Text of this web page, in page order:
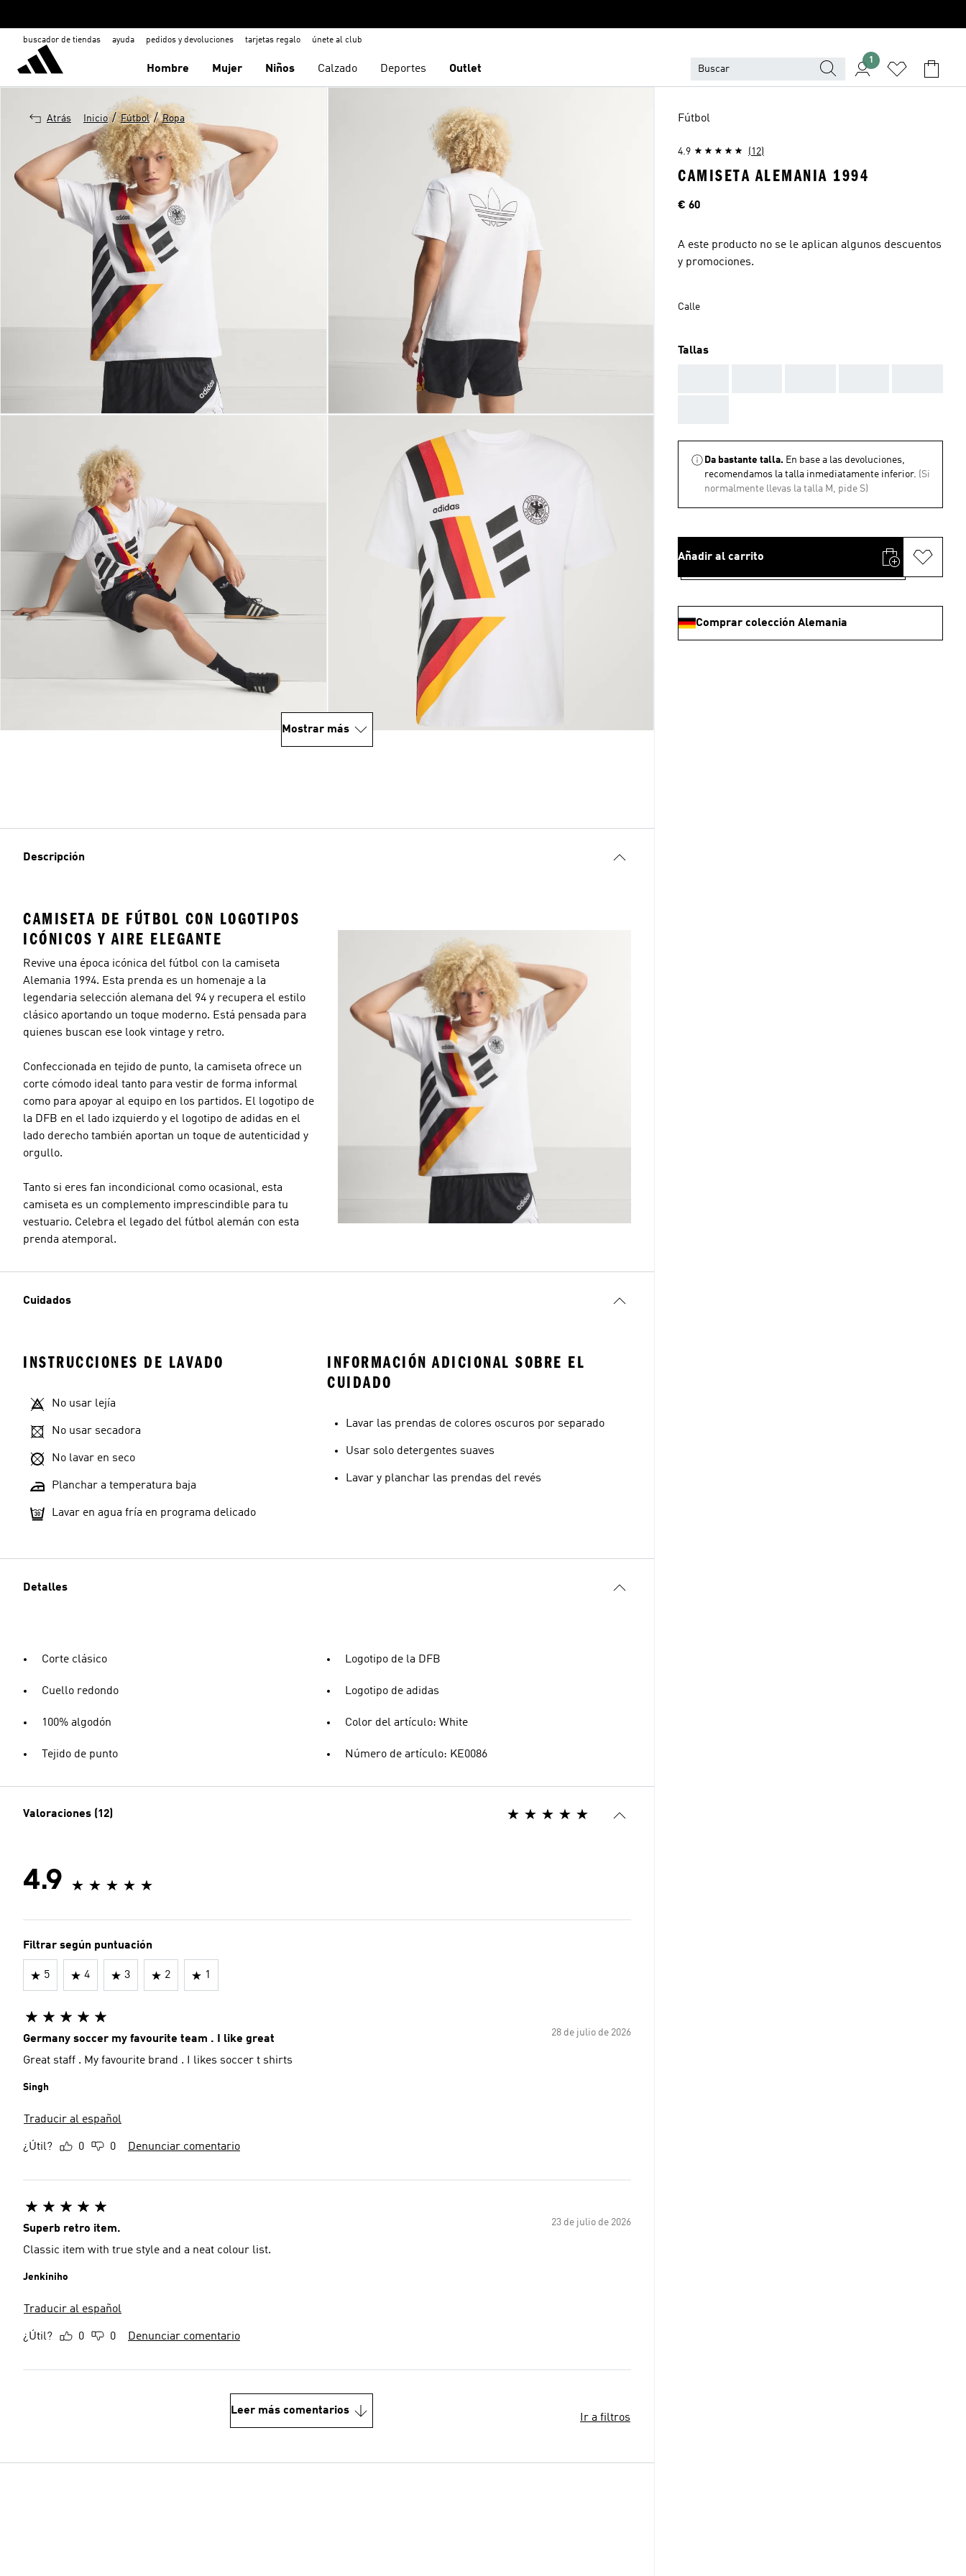
buscador de tiendas ayuda pedidos y devoluciones tarjetas regalo únete al club
Hombre Mujer Niños Calzado Deportes Outlet
1
Atrás Inicio / Fútbol / Ropa
Mostrar más
Descripción
CAMISETA DE FÚTBOL CON LOGOTIPOS
ICÓNICOS Y AIRE ELEGANTE
Revive una época icónica del fútbol con la camiseta
Alemania 1994. Esta prenda es un homenaje a la
legendaria selección alemana del 94 y recupera el estilo
clásico aportando un toque moderno. Está pensada para
quienes buscan ese look vintage y retro.
Confeccionada en tejido de punto, la camiseta ofrece un
corte cómodo ideal tanto para vestir de forma informal
como para apoyar al equipo en los partidos. El logotipo de
la DFB en el lado izquierdo y el logotipo de adidas en el
lado derecho también aportan un toque de autenticidad y
orgullo.
Tanto si eres fan incondicional como ocasional, esta
camiseta es un complemento imprescindible para tu
vestuario. Celebra el legado del fútbol alemán con esta
prenda atemporal.
Cuidados
INSTRUCCIONES DE LAVADO
No usar lejía
No usar secadora
No lavar en seco
Planchar a temperatura baja
Lavar en agua fría en programa delicado
INFORMACIÓN ADICIONAL SOBRE EL
CUIDADO
Lavar las prendas de colores oscuros por separado
Usar solo detergentes suaves
Lavar y planchar las prendas del revés
Detalles
Corte clásico
Cuello redondo
100% algodón
Tejido de punto
Logotipo de la DFB
Logotipo de adidas
Color del artículo: White
Número de artículo: KE0086
Valoraciones (12)
4.9
Filtrar según puntuación
5 4 3 2 1
28 de julio de 2026
Germany soccer my favourite team . I like great
Great staff . My favourite brand . I likes soccer t shirts
Singh
Traducir al español
¿Útil? 0 0 Denunciar comentario
23 de julio de 2026
Superb retro item.
Classic item with true style and a neat colour list.
Jenkiniho
Traducir al español
¿Útil? 0 0 Denunciar comentario
Leer más comentarios
Ir a filtros
Fútbol
4.9 (12)
CAMISETA ALEMANIA 1994
Precio
€ 60
A este producto no se le aplican algunos descuentos
y promociones.
Calle
Tallas
Da bastante talla. En base a las devoluciones,
recomendamos la talla inmediatamente inferior. (Si
normalmente llevas la talla M, pide S)
Añadir al carrito
Comprar colección Alemania